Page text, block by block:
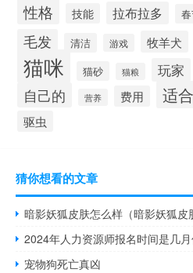
性格 技能 拉布拉多
毛发 清洁 游戏 牧羊犬
猫咪 猫砂 猫粮 玩家
自己的 营养 费用 适合
驱虫
猜你想看的文章
暗影妖狐皮肤怎么样（暗影妖狐皮
2024年人力资源师报名时间是几
宠物狗死亡真凶